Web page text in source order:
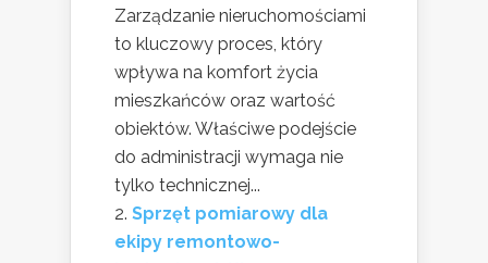
Zarządzanie nieruchomościami
to kluczowy proces, który
wpływa na komfort życia
mieszkańców oraz wartość
obiektów. Właściwe podejście
do administracji wymaga nie
tylko technicznej...
Sprzęt pomiarowy dla
ekipy remontowo-